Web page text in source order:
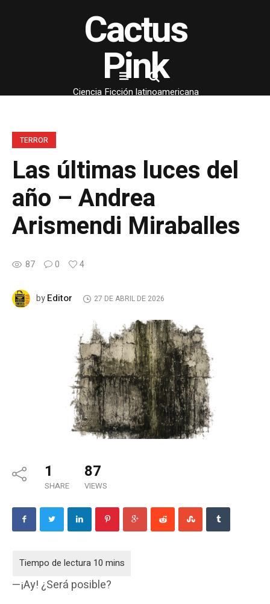
Cactus
Pink
Ciencia Ficción latinoamericana
TERROR
Las últimas luces del
año – Andrea
Arismendi Miraballes
87 0 4
byEditor 27 DE ABRIL DE 2026
1
SHARE
87
VIEWS
—¡Ay! ¿Será posible?